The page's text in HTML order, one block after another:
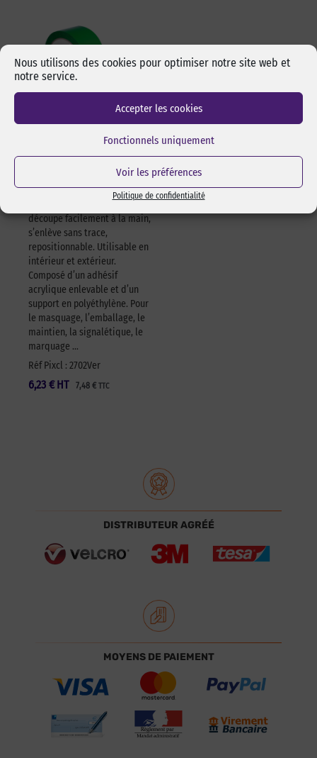
Nous utilisons des cookies pour optimiser notre site web et
notre service.
Accepter les cookies
Fonctionnels uniquement
Voir les préférences
Politique de confidentialité
Adhésif polyvalent
vert 622 – 50mm x
Adhésif vert simple face
polyvalent, très puissant, se
découpe facilement à la main,
s’enlève sans trace,
repositionnable. Utilisable en
intérieur et extérieur.
Composé d’un adhésif
acrylique enlevable et d’un
support en polyéthylène. Pour
le masquage, l’emballage, le
maintien, la signalétique, le
marquage …
Réf Pixcl : 2702Ver
6,23 € 7,48 € TTC
HT
DISTRIBUTEUR AGRÉÉ
MOYENS DE PAIEMENT